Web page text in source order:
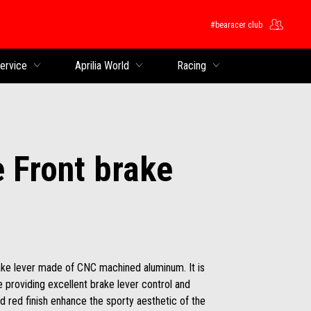
#bearacer club
Aprilia World Racing
brake
lever made of CNC machined aluminum. It is
providing excellent brake lever control and
red finish enhance the sporty aesthetic of the